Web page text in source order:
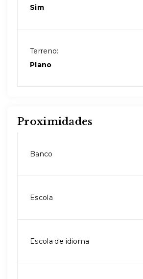
Sim
Terreno:
Plano
Proximidades
Banco
Escola
Escola de idioma